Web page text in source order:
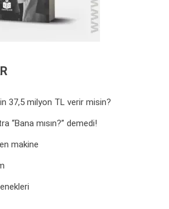
37,5 milyon TL verir misin?
“Bana mısın?” demedi!
makine